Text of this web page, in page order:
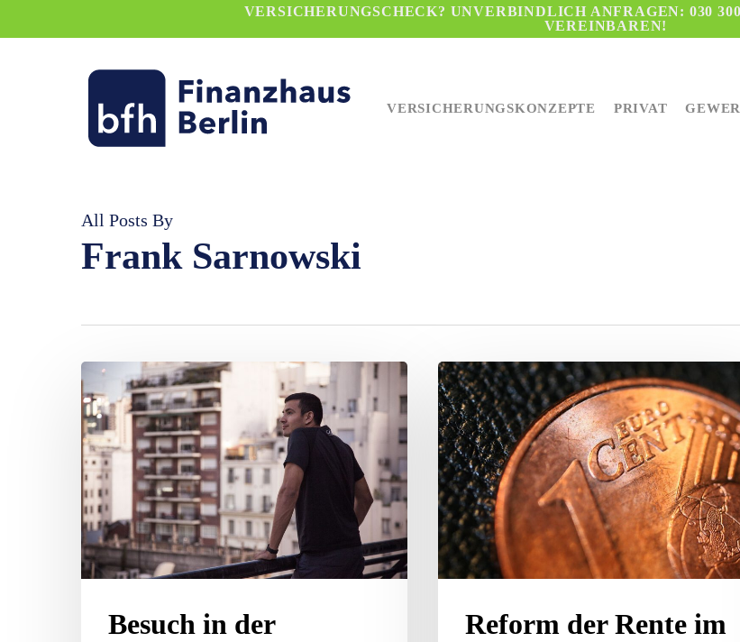
to
VERSICHERUNGSCHECK? UNVERBINDLICH ANFRAGEN: 030
VEREINBAREN!
Drücke ENTER für die Suche oder ESC zum Schließen
VERSICHERUNGSKONZEPTE PRIVAT
All Posts By
Frank Sarnowski
Besuch
in
der
Wohnung
–
die
Rechte
des
Vermieters
am
Besuch in der
Reform
der
Rente
im
Wackelkurs
Reform der Rente im